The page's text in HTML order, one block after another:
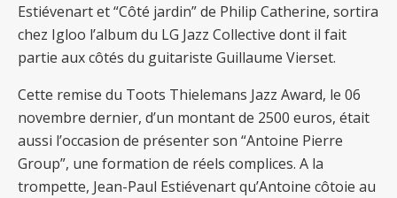
Estiévenart et “Côté jardin” de Philip Catherine, sortira
chez Igloo l’album du LG Jazz Collective dont il fait
partie aux côtés du guitariste Guillaume Vierset.
Cette remise du Toots Thielemans Jazz Award, le 06
novembre dernier, d’un montant de 2500 euros, était
aussi l’occasion de présenter son “Antoine Pierre
Group”, une formation de réels complices. A la
trompette, Jean-Paul Estiévenart qu’Antoine côtoie au